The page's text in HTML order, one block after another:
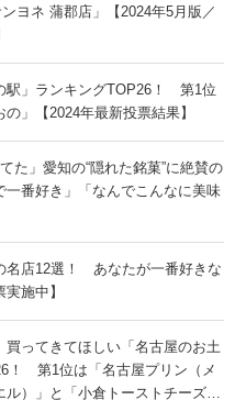
ヨネ 蒲郡店」【2024年5月版／
駅」ランキングTOP26！ 第1位
」【2024年最新投票結果】
た」愛知の“隠れた銘菓”に絶賛の
番好き」「なんでこんなに美味
名店12選！ あなたが一番好きな
施中】
買ってきてほしい「名古屋のお土
！ 第1位は「名古屋プリン（メ
）」と「小倉トーストチーズケ